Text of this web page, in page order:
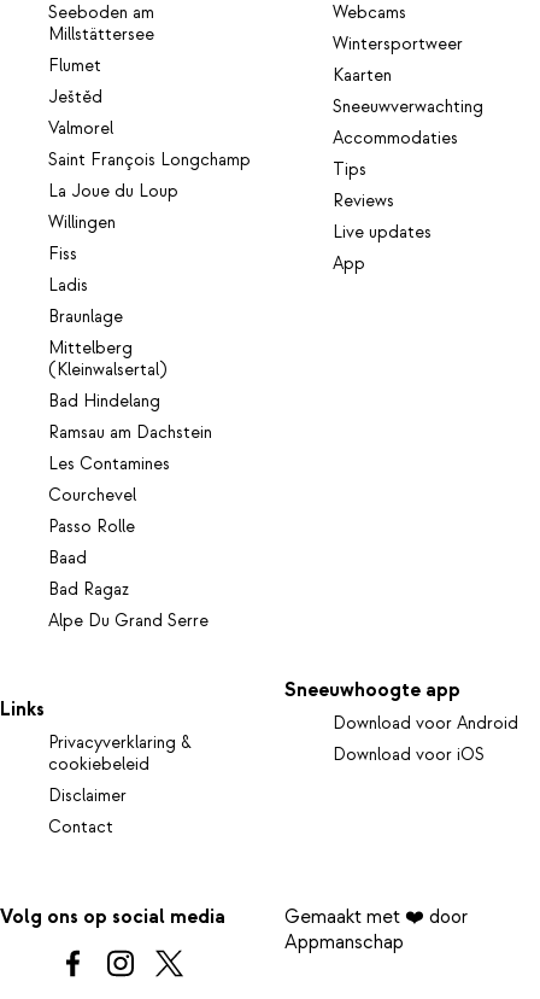
Seeboden am
Millstättersee
Flumet
Ještěd
Valmorel
Saint François Longchamp
La Joue du Loup
Willingen
Fiss
Ladis
Braunlage
Mittelberg
(Kleinwalsertal)
Bad Hindelang
Ramsau am Dachstein
Les Contamines
Courchevel
Passo Rolle
Baad
Bad Ragaz
Alpe Du Grand Serre
Webcams
Wintersportweer
Kaarten
Sneeuwverwachting
Accommodaties
Tips
Reviews
Live updates
App
Links
Privacyverklaring &
cookiebeleid
Disclaimer
Contact
Sneeuwhoogte app
Download voor Android
Download voor iOS
Volg ons op social media
Gemaakt met ❤️ door
Appmanschap